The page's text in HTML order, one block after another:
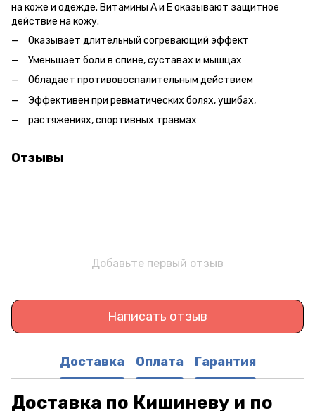
на коже и одежде. Витамины А и Е оказывают защитное
действие на кожу.
Оказывает длительный согревающий эффект
Уменьшает боли в спине, суставах и мышцах
Обладает противовоспалительным действием
Эффективен при ревматических болях, ушибах,
растяжениях, спортивных травмах
Отзывы
Добавьте первый отзыв
Написать отзыв
Доставка Оплата Гарантия
Доставка по Кишиневу и по